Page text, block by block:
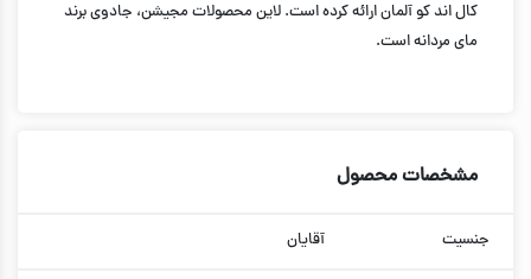
کال اند کو آلمان ارائه کرده است. لاین محصولات مجیشن، جادوی برند
مای مردانه است.
مشخصات محصول
جنسیت آقایان